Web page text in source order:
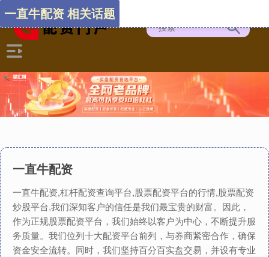
一直牛配资
一直牛配资,杠杆配资查询平台,股票配资平台的行情,股票配资
炒股平台,我们深知客户的信任是我们最宝贵的财富。因此，
作为正规股票配资平台，我们始终以客户为中心，不断提升服
务质量。我们位列十大配资平台前列，与券商紧密合作，确保
资金安全流转。同时，我们坚持百分百实盘交易，并设有专业
一直牛配资 相关话题